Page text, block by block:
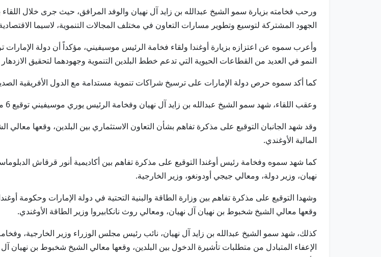
ورحب فخامته بزيارة سمو الشيخ عبدالله بن زايد آل نهيان والوفد المرافق، حيث جرى خلال اللقاء
الجهود المشتركة لتوسيع وتطوير مسارات التعاون في مختلف المجالات التنموية، لاسيما الاقتصادية
وأعرب سموه عن اعتزازه بزيارة أوغندا ولقاء فخامة الرئيس موسيفيني، مؤكداً أن دولة
النمو في العديد من القطاعات الحيوية التي تدعم خطط البلدين التنموية وجهودهما لتحقيق
كما أكد سموه حرص دولة الإمارات على ترسيخ شراكات تنموية مستدامة مع الدول الأفريقية
وعقب اللقاء، شهد سمو الشيخ عبدالله بن زايد آل نهيان وفخامة الرئيس يوري موسيفيني توقيع 6 مذكرات تفاهم بين البلدين.
وقد شهد الجانبان التوقيع على مذكرة تفاهم بشأن التعاون الاستثماري بين البلدين، وقعها معالي
المالية الأوغندي.
كما شهد سموه وفخامة رئيس أوغندا التوقيع على مذكرة تفاهم بين أكاديمية أنور قرقاش
نهيان، وزير دولة، ومعالي جيجي أودونغو، وزير الخارجية.
وشهدا التوقيع على مذكرة تفاهم بين وزارة الطاقة والبنية التحتية في دولة الإمارات وحكومة
وقعها معالي الشيخ شخبوط بن نهيان آل نهيان، ومعالي روث نانكابيروا وزير الطاقة الأوغندي.
كذلك، شهد سمو الشيخ عبدالله بن زايد آل نهيان، نائب رئيس مجلس الوزراء وزير الخارجية،
الإعفاء المتبادل من متطلبات تأشيرة الدخول بين البلدين، وقعها معالي الشيخ شخبوط بن نهيان آل